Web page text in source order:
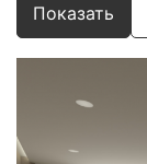
Показать